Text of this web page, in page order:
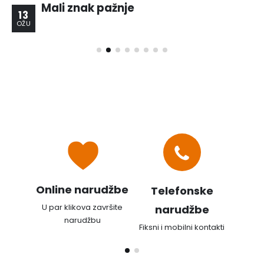
13
OŽU
Mali znak pažnje
Online narudžbe
U par klikova završite
narudžbu
Telefonske
narudžbe
Fiksni i mobilni kontakti